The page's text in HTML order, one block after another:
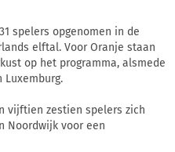
spelers opgenomen in de
elftal. Voor Oranje staan
op het programma, alsmede
vijftien zestien spelers zich
Noordwijk voor een